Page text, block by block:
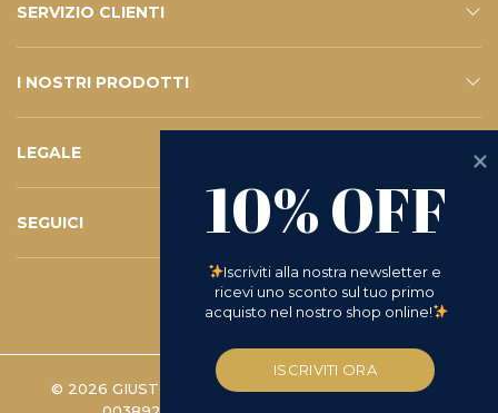
SERVIZIO CLIENTI
CONTATTI
SERVIZIO E-SHOP
FAQ – LE VOSTRE DOMANDE
ISCRIVITI ALLA NEWSLETTER
I NOSTRI PRODOTTI
ESHOP
CATALOGO
LEGALE
PRIVACY POLICY
WHISTLEBLOWING
COOKIE POLICY
TERMINI E CONDIZIONI
D.LGS 231/2001
RICHIESTA DI RESO
SEGUICI
INSTAGRAM
FACEBOOK
LINKEDIN
YOUTUBE
© 2026 GIUSTO MANETTI BATTILORO S.P.A. | P.IVA
10% OFF
Iscriviti alla nostra newsletter e
ricevi uno sconto sul tuo primo
acquisto nel nostro shop online!
ISCRIVITI ORA